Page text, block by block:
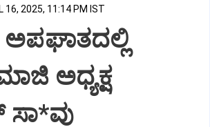
16, 2025, 11:14 PM IST
ಅಪಘಾತದಲ್ಲಿ
ಅಧ್ಯಕ್ಷ
ಸಾ*ವು